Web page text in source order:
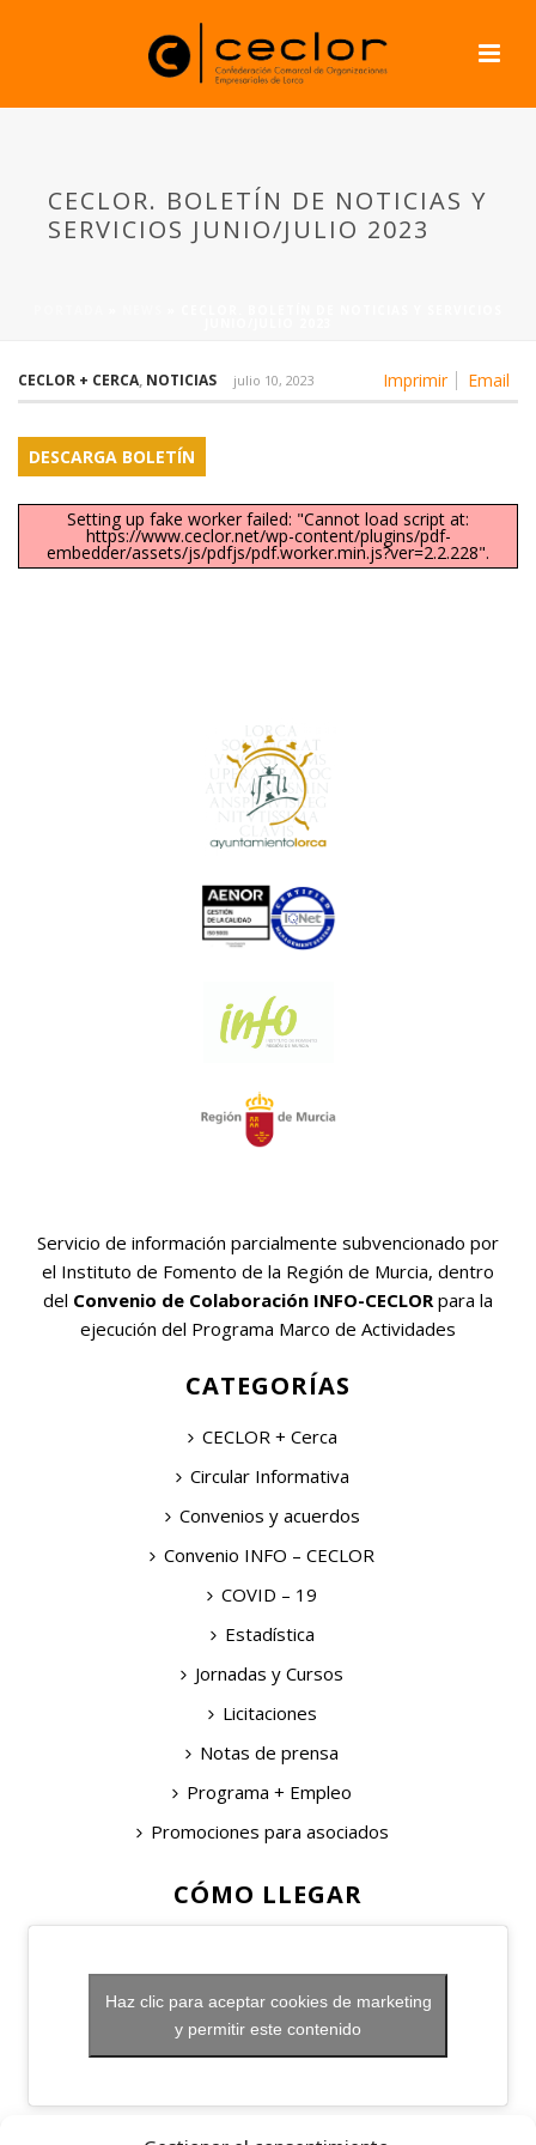
CECLOR. BOLETÍN DE NOTICIAS Y
SERVICIOS JUNIO/JULIO 2023
Imprimir Email
CECLOR + CERCA, NOTICIAS julio 10, 2023
DESCARGA BOLETÍN
Setting up fake worker failed: "Cannot load script at:
https://www.ceclor.net/wp-content/plugins/pdf-
embedder/assets/js/pdfjs/pdf.worker.min.js?ver=2.2.228".
Servicio de información parcialmente subvencionado por
el Instituto de Fomento de la Región de Murcia, dentro
del Convenio de Colaboración INFO-CECLOR para la
ejecución del Programa Marco de Actividades
CATEGORÍAS
CECLOR + Cerca
Circular Informativa
Convenios y acuerdos
Convenio INFO – CECLOR
COVID – 19
Estadística
Jornadas y Cursos
Licitaciones
Notas de prensa
Programa + Empleo
Promociones para asociados
CÓMO LLEGAR
Haz clic para aceptar cookies de marketing
y permitir este contenido